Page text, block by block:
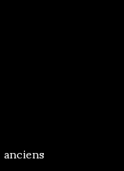
anciens